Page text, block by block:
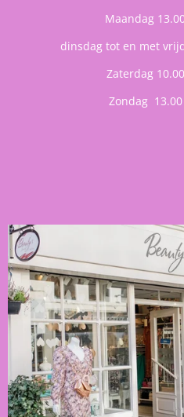
Maandag
dinsdag tot en met
Zaterdag
Zondag